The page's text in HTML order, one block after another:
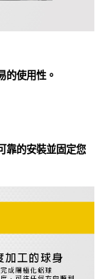
的使用性。
靠的安裝並固定您